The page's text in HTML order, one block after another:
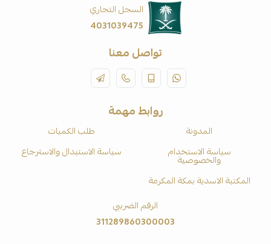
السجل التجاري
4031039475
تواصل معنا
روابط مهمة
المدونة
طلب الكميات
سياسة الاستخدام
والخصوصية
سياسة الاستبدال والاسترجاع
المكتبة الاسدية بمكة المكرمة
الرقم الضريبي
311289860300003